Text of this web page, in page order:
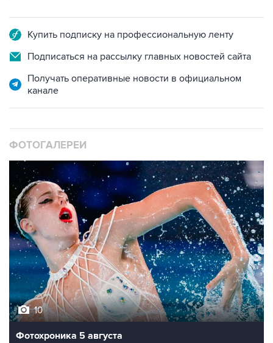
Купить подписку на профессиональную ленту
Подписаться на рассылку главных новостей сайта
Получать оперативные новости в официальном
канале
ФОТОГАЛЕРЕИ
10
Фотохроника 5 августа